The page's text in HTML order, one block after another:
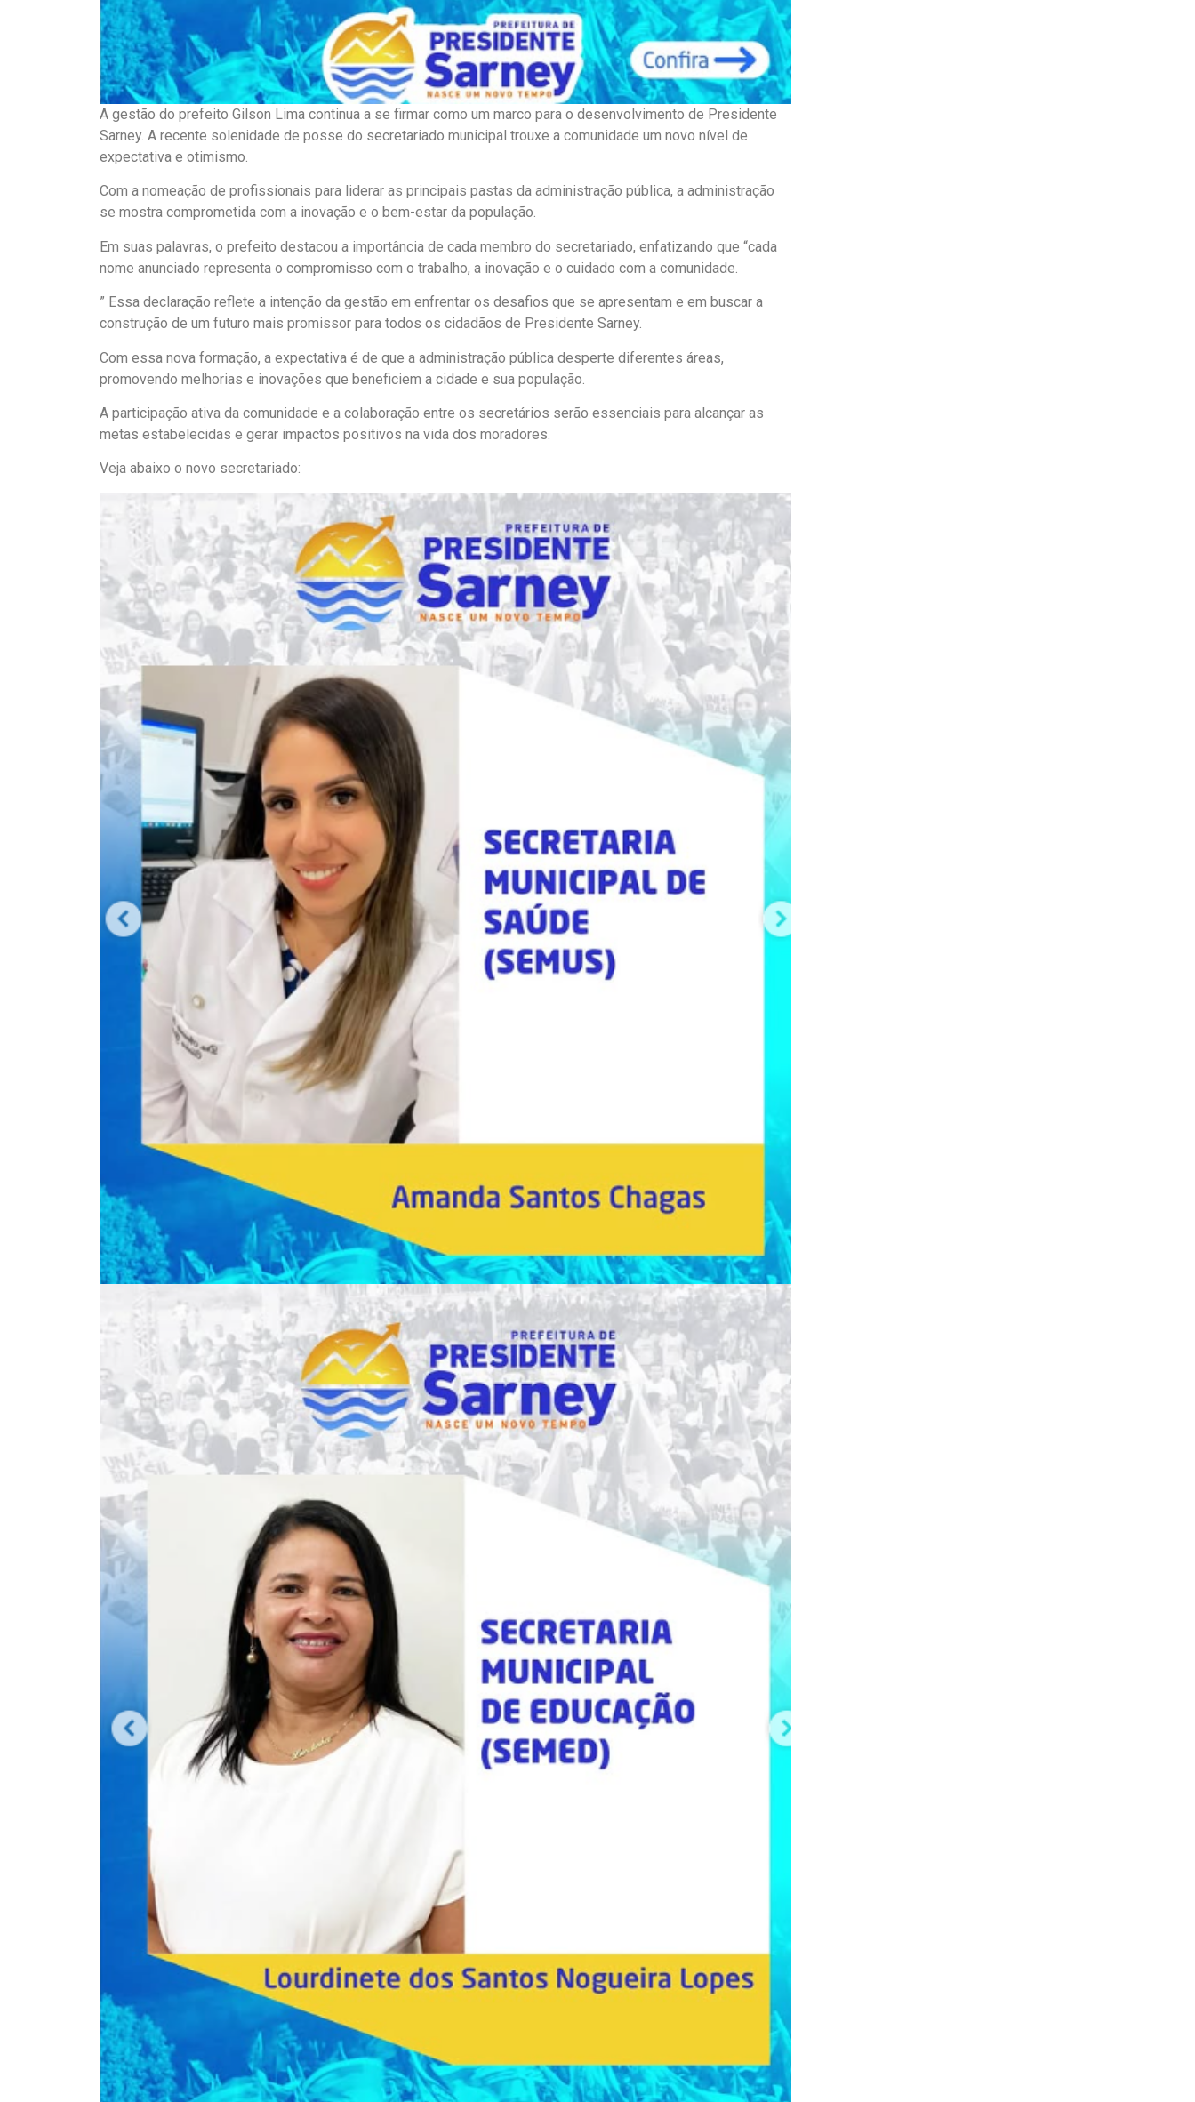
A gestão do prefeito Gilson Lima continua a se firmar como um marco para o desenvolvimento de Presidente
Sarney. A recente solenidade de posse do secretariado municipal trouxe a comunidade um novo nível de
expectativa e otimismo.
Com a nomeação de profissionais para liderar as principais pastas da administração pública, a administração
se mostra comprometida com a inovação e o bem-estar da população.
Em suas palavras, o prefeito destacou a importância de cada membro do secretariado, enfatizando que “cada
nome anunciado representa o compromisso com o trabalho, a inovação e o cuidado com a comunidade.
” Essa declaração reflete a intenção da gestão em enfrentar os desafios que se apresentam e em buscar a
construção de um futuro mais promissor para todos os cidadãos de Presidente Sarney.
Com essa nova formação, a expectativa é de que a administração pública desperte diferentes áreas,
promovendo melhorias e inovações que beneficiem a cidade e sua população.
A participação ativa da comunidade e a colaboração entre os secretários serão essenciais para alcançar as
metas estabelecidas e gerar impactos positivos na vida dos moradores.
Veja abaixo o novo secretariado: